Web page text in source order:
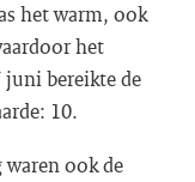
het warm, ook
het
juni bereikte de
10.
waren ook de